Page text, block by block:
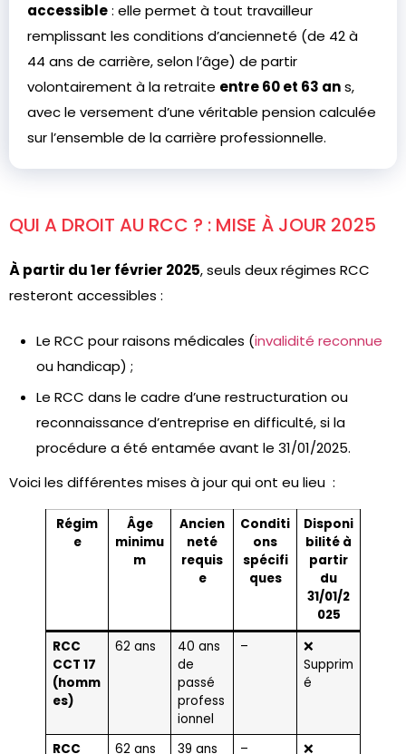
accessible: elle permet à tout travailleur
remplissant les conditions d’ancienneté (de 42 à
44 ans de carrière, selon l’âge) de partir
volontairement à la retraite entre 60 et 63 ans,
avec le versement d’une véritable pension calculée
sur l’ensemble de la carrière professionnelle.
QUI A DROIT AU RCC ? : MISE À JOUR 2025
À partir du 1er février 2025, seuls deux régimes RCC
resteront accessibles :
Le RCC pour raisons médicales (invalidité reconnue
ou handicap) ;
Le RCC dans le cadre d’une restructuration ou
reconnaissance d’entreprise en difficulté, si la
procédure a été entamée avant le 31/01/2025.
Voici les différentes mises à jour qui ont eu lieu :
Régim
e
Âge
minimu
m
Ancien
neté
requis
e
Conditi
ons
spécifi
ques
Disponi
bilité à
partir
du
31/01/2
025
RCC
CCT 17
(homm
es)
62 ans
40 ans
de
passé
profess
ionnel
–
❌
Supprim
é
RCC 62 ans 39 ans – ❌